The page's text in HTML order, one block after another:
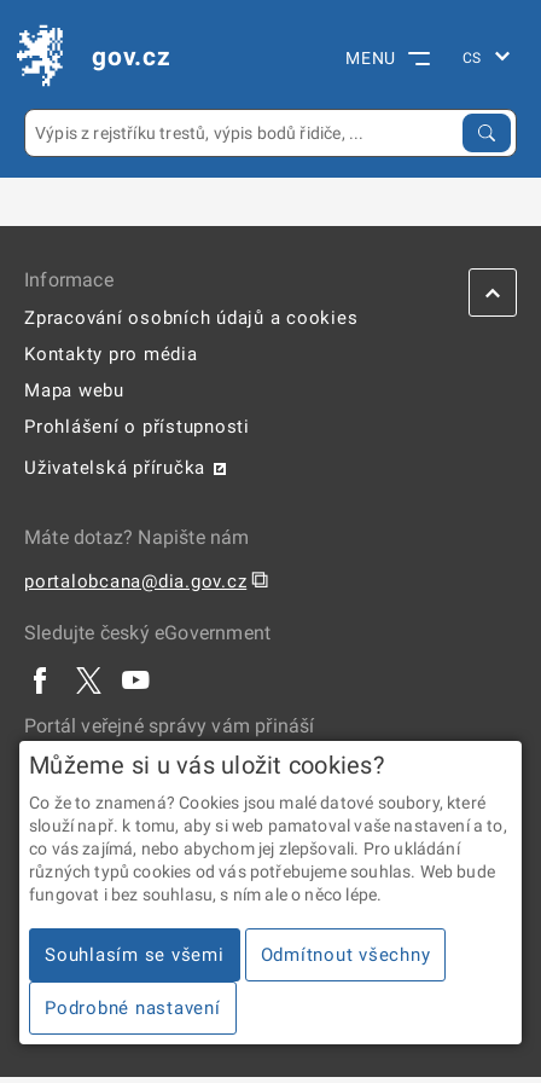
gov.cz MENU
Informace
Zpracování osobních údajů a cookies
Kontakty pro média
Mapa webu
Prohlášení o přístupnosti
Uživatelská příručka
Máte dotaz? Napište nám
portalobcana@dia.gov.cz ⧉
Sledujte český eGovernment
Portál veřejné správy vám přináší
2026 © Digitální a informační agentura • Informace jsou poskytovány
v souladu se zákonem č. 106/1999 Sb., o svobodném přístupu
Verze 4.2.288
Můžeme si u vás uložit cookies?
Co že to znamená? Cookies jsou malé datové soubory, které
slouží např. k tomu, aby si web pamatoval vaše nastavení a to,
co vás zajímá, nebo abychom jej zlepšovali. Pro ukládání
různých typů cookies od vás potřebujeme souhlas. Web bude
fungovat i bez souhlasu, s ním ale o něco lépe.
Souhlasím se všemi Odmítnout všechny
Podrobné nastavení